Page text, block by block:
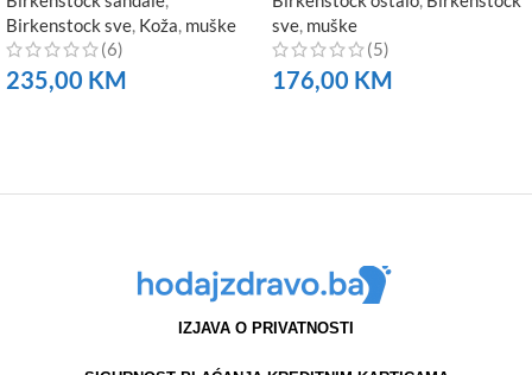
Birkenstock sve, Koža, muške
(6)
235,00 KM
sve, muške
(5)
176,00 KM
IZJAVA O PRIVATNOSTI